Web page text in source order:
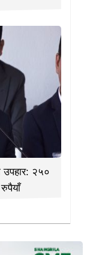
उपहार: २५०